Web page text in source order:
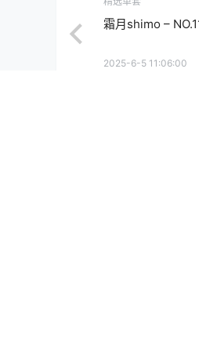
霜月shimo –
2025-6-5 11:06:00